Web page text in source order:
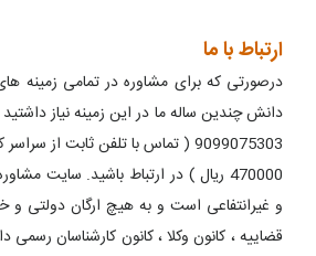
ارتباط با ما
درصورتی که برای مشاوره در تمامی زمینه
دانش چندین ساله ما در این زمینه نیاز
9099075303 ( تماس با تلفن ثابت از
470000 ریال ) در ارتباط باشید. سایت
و غیرانتفاعی است و به هیچ ارگان دولتی
قضاییه ، کانون وکلا ، کانون کارشناسان